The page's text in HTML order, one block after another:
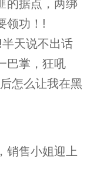
的据点，两绑
领功！!
天说不出话
巴掌，狂吼
怎么让我在黑
销售小姐迎上